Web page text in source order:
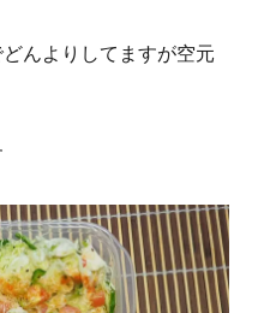
んよりしてますが空元